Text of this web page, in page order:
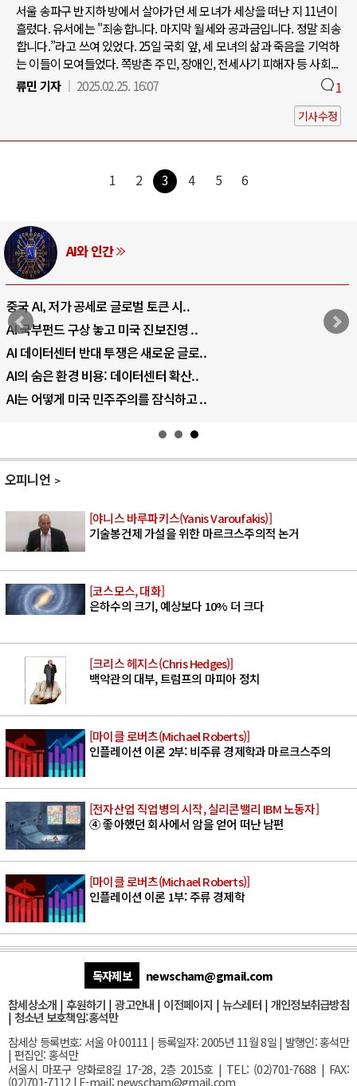
서울 송파구 반지하 방에서 살아가던 세 모녀가 세상을 떠난 지 11년이
흘렀다. 유서에는 "죄송합니다. 마지막 월세와 공과금입니다. 정말 죄송
합니다.”라고 쓰여 있었다. 25일 국회 앞, 세 모녀의 삶과 죽음을 기억하
는 이들이 모여들었다. 쪽방촌 주민, 장애인, 전세사기 피해자 등 사회...
류민 기자
2025.02.25. 16:07 1
기사수정
1 2 3 4 5 6
AI와 인간
중국 AI, 저가 공세로 글로벌 토큰 시..
AI 국부펀드 구상 놓고 미국 진보진영 ..
AI 데이터센터 반대 투쟁은 새로운 글로..
AI의 숨은 환경 비용: 데이터센터 확산..
AI는 어떻게 미국 민주주의를 잠식하고 ..
오피니언
[야니스 바루파키스(Yanis Varoufakis)]
기술봉건제 가설을 위한 마르크스주의적 논거
[코스모스, 대화]
은하수의 크기, 예상보다 10% 더 크다
[크리스 헤지스(Chris Hedges)]
백악관의 대부, 트럼프의 마피아 정치
[마이클 로버츠(Michael Roberts)]
인플레이션 이론 2부: 비주류 경제학과 마르크스주의
[전자산업 직업병의 시작, 실리콘밸리 IBM 노동자]
④ 좋아했던 회사에서 암을 얻어 떠난 남편
[마이클 로버츠(Michael Roberts)]
인플레이션 이론 1부: 주류 경제학
독자제보
newscham@gmail.com
참세상소개 | 후원하기 |광고안내 | 이전페이지 | 뉴스레터| 개인정보취급방침
| 청소년 보호책임:홍석만
참세상 등록번호: 서울 아 00111 | 등록일자: 2005년 11월 8일 | 발행인: 홍석만
| 편집인: 홍석만
서울시 마포구 양화로8길 17-28, 2층 2015호| TEL: (02)701-7688 | FAX:
(02)701-7112 | E-mail:newscham@gmail.com